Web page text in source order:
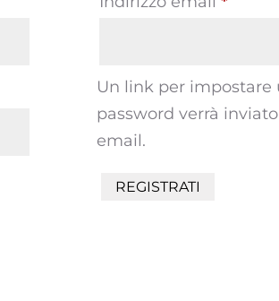
Un link per impostare
password verrà
email.
REGISTRATI